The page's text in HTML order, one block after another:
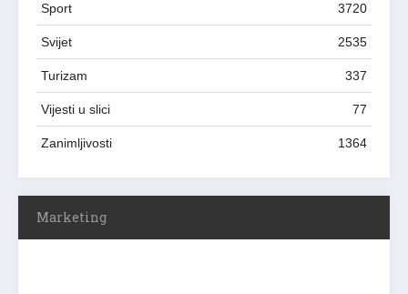
Sport 3720
Svijet 2535
Turizam 337
Vijesti u slici 77
Zanimljivosti 1364
Marketing